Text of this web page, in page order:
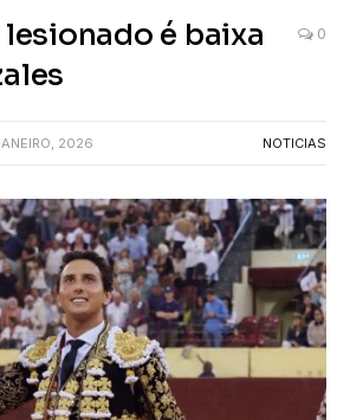
lesionado é baixa
0
2026 NOTICIAS